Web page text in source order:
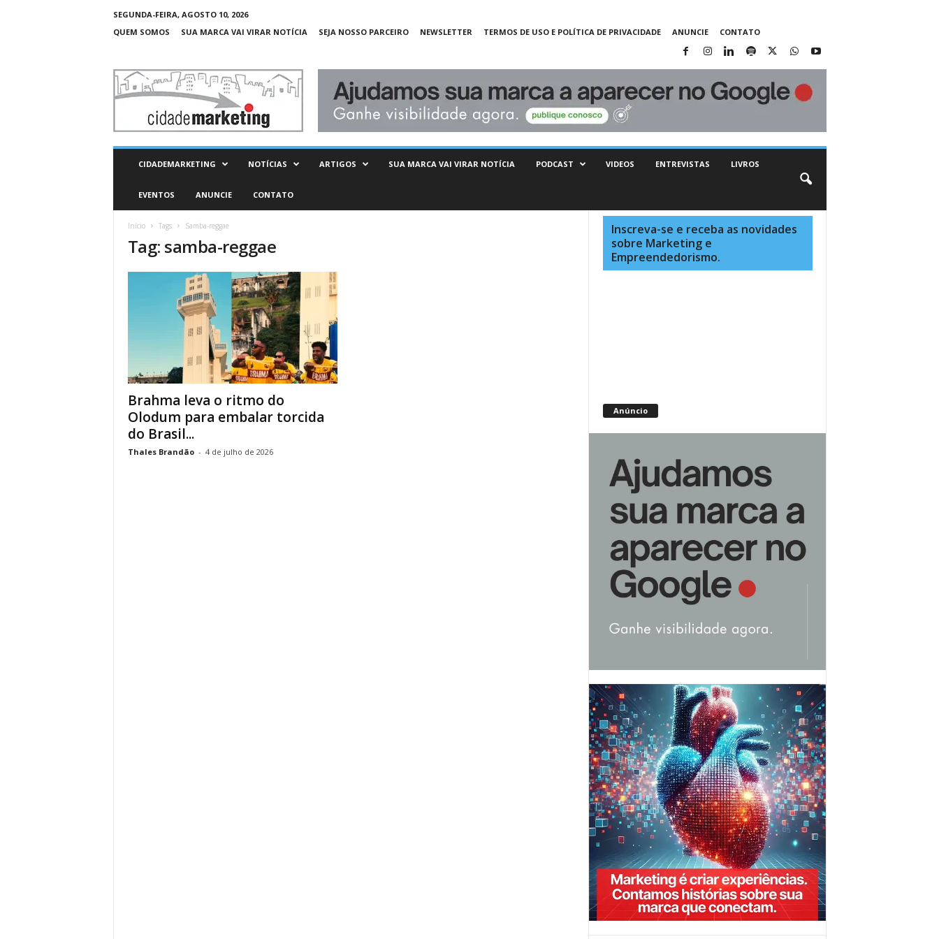
SEGUNDA-FEIRA, AGOSTO 10, 2026
QUEM SOMOS
SUA MARCA VAI VIRAR NOTÍCIA SEJA NOSSO PARCEIRO NEWSLETTER TERMOS DE USO E POLÍTICA DE PRIVACIDADE ANUNCIE CONTATO
C
d
CIDADEMARKETING NOTÍCIAS ARTIGOS SUA MARCA VAI VIRAR NOTÍCIA PODCAST VIDEOS ENTREVISTAS LIVROS
EVENTOS ANUNCIE CONTATO
Início Tags Samba-reggae
Tag: samba-reggae
Brahma leva o ritmo do
Olodum para embalar torcida
do Brasil...
Thales Brandão - 4 de julho de 2026
Inscreva-se e receba as novidades
sobre Marketing e
Empreendedorismo.
Anúncio